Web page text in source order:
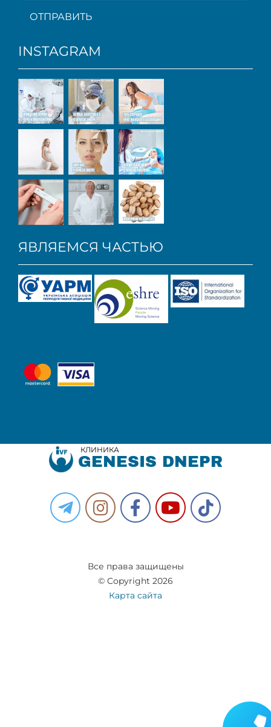
ОТПРАВИТЬ
INSTAGRAM
ЯВЛЯЕМСЯ ЧАСТЬЮ
КЛИНИКА
GENESIS DNEPR
Все права защищены
© Copyright 2026
Карта сайта